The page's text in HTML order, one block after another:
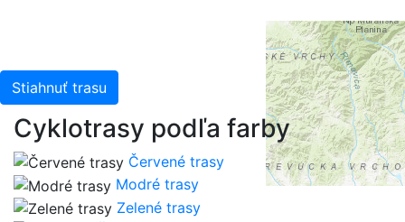
Stiahnuť trasu
Cyklotrasy podľa farby
Červené trasy
Modré trasy
Zelené trasy